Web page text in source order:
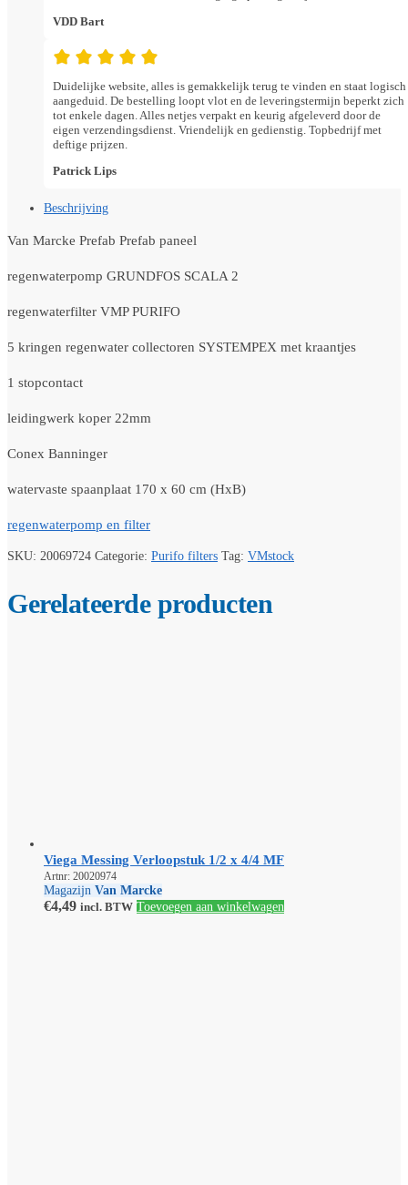
VDD Bart
Duidelijke website, alles is gemakkelijk terug te vinden en staat logisch
aangeduid. De bestelling loopt vlot en de leveringstermijn beperkt zich
tot enkele dagen. Alles netjes verpakt en keurig afgeleverd door de
eigen verzendingsdienst. Vriendelijk en gedienstig. Topbedrijf met
deftige prijzen.
Patrick Lips
Beschrijving
Van Marcke Prefab Prefab paneel
regenwaterpomp GRUNDFOS SCALA 2
regenwaterfilter VMP PURIFO
5 kringen regenwater collectoren SYSTEMPEX met kraantjes
1 stopcontact
leidingwerk koper 22mm
Conex Banninger
watervaste spaanplaat 170 x 60 cm (HxB)
regenwaterpomp en filter
SKU: 20069724 Categorie: Purifo filters Tag: VMstock
Gerelateerde producten
Viega Messing Verloopstuk 1/2 x 4/4 MF
Artnr: 20020974
Magazijn Van Marcke
€4,49 incl. BTW Toevoegen aan winkelwagen